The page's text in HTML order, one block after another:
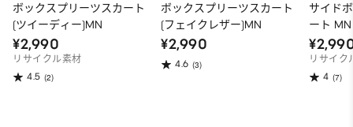
ボックスプリーツスカート
(ツイーディー)MN
¥2,990
リサイクル素材
4.5 (2)
ボックスプリーツスカート
(フェイクレザー)MN
¥2,990
4.6 (3)
サイド
ート MN
リサイク
4 (7)